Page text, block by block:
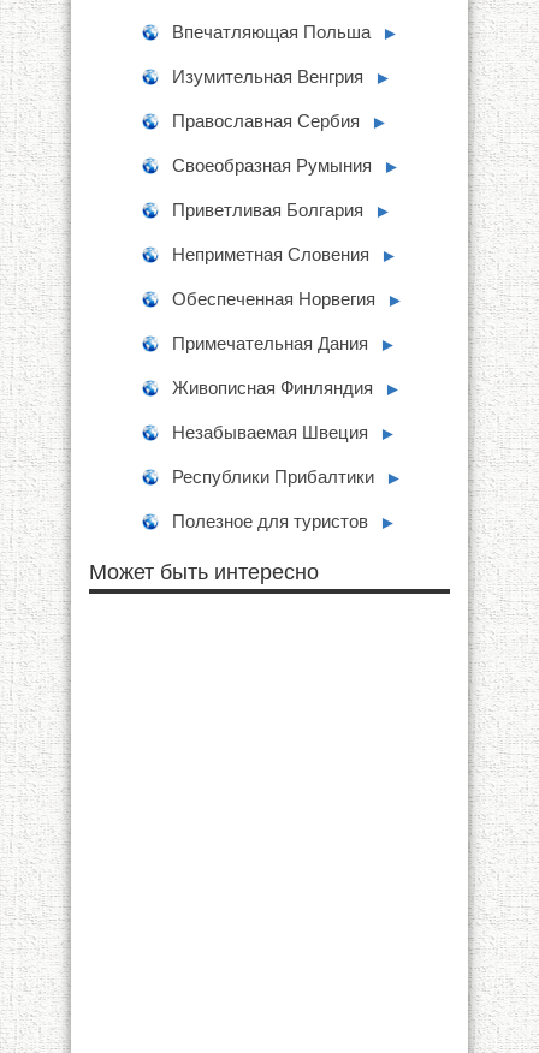
Впечатляющая Польша ►
Изумительная Венгрия ►
Православная Сербия ►
Своеобразная Румыния ►
Приветливая Болгария ►
Неприметная Словения ►
Обеспеченная Норвегия ►
Примечательная Дания ►
Живописная Финляндия ►
Незабываемая Швеция ►
Республики Прибалтики ►
Полезное для туристов ►
Может быть интересно